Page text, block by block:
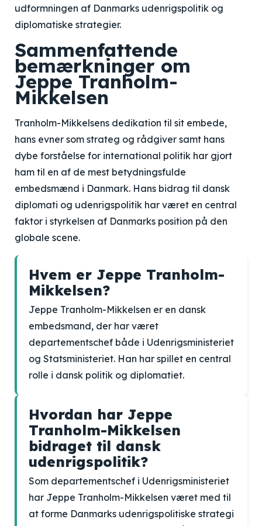
udformningen af Danmarks udenrigspolitik og
diplomatiske strategier.
Sammenfattende
bemærkninger om
Jeppe Tranholm-
Mikkelsen
Tranholm-Mikkelsens dedikation til sit embede,
hans evner som strateg og rådgiver samt hans
dybe forståelse for international politik har gjort
ham til en af de mest betydningsfulde
embedsmænd i Danmark. Hans bidrag til dansk
diplomati og udenrigspolitik har været en central
faktor i styrkelsen af Danmarks position på den
globale scene.
Hvem er Jeppe Tranholm-
Mikkelsen?
Jeppe Tranholm-Mikkelsen er en dansk
embedsmand, der har været
departementschef både i Udenrigsministeriet
og Statsministeriet. Han har spillet en central
rolle i dansk politik og diplomatiet.
Hvordan har Jeppe
Tranholm-Mikkelsen
bidraget til dansk
udenrigspolitik?
Som departementschef i Udenrigsministeriet
har Jeppe Tranholm-Mikkelsen været med til
at forme Danmarks udenrigspolitiske strategi